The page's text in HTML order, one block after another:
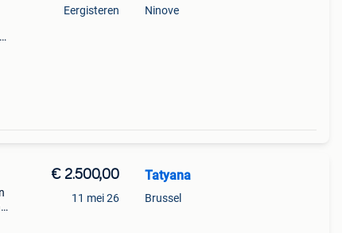
Eergisteren Ninove
€ 2.500,00
11 mei 26
Tatyana
Brussel